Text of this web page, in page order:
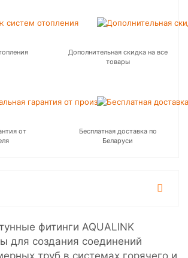
Дополнительная скидка на все
товары
от
Бесплатная доставка по
Беларуси
фитинги AQUALINK
для создания соединений
труб в системах горячего и